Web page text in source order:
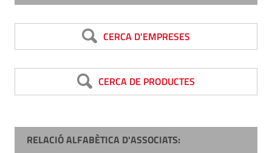
CERCA D'EMPRESES
CERCA DE PRODUCTES
RELACIÓ ALFABÈTICA D'ASSOCIATS: